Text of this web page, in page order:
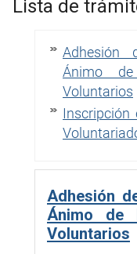
Lista de
Adhesión
Ánimo
Voluntarios
Inscripción
Adhesión
Ánimo de
Voluntarios